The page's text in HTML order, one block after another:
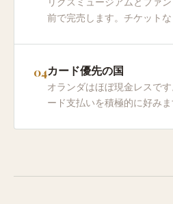
前で完売します。チケットな
カード優先の国
オランダはほぼ現金レスです
ード支払いを積極的に好み